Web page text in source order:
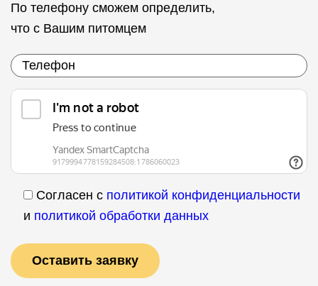
По телефону сможем определить,
что с Вашим питомцем
Согласен с политикой конфиденциальности
и политикой обработки данных